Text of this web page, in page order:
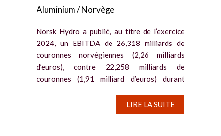
Aluminium / Norvège
Norsk Hydro a publié, au titre de l’exercice
2024, un EBITDA de 26,318 milliards de
couronnes norvégiennes (2,26 milliards
d’euros), contre 22,258 milliards de
couronnes (1,91 milliard d’euros) durant
l’exercice précédent....
LIRE LA SUITE